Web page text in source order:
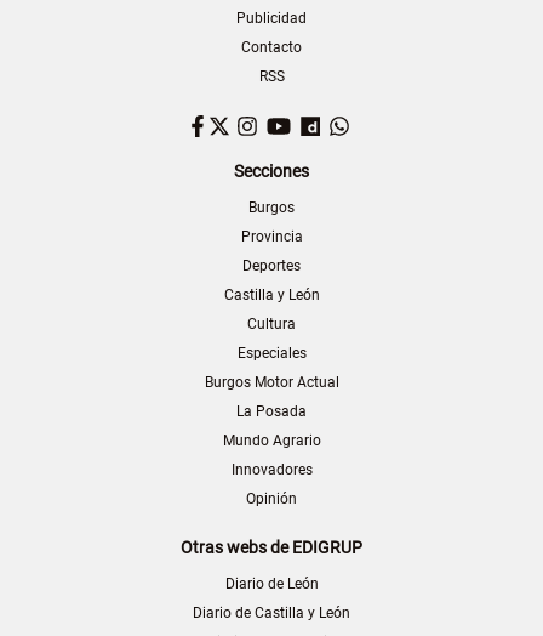
Publicidad
Contacto
RSS
Facebook
TwitterInstagram
YouTubeDailymotion
Secciones
Burgos
Provincia
Deportes
Castilla y León
Cultura
Especiales
Burgos Motor Actual
La Posada
Mundo Agrario
Innovadores
Opinión
Otras webs de EDIGRUP
Diario de León
Diario de Castilla y León